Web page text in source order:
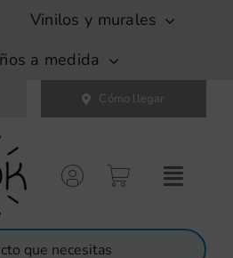
Vinilos y murales
a medida
Cómo llegar